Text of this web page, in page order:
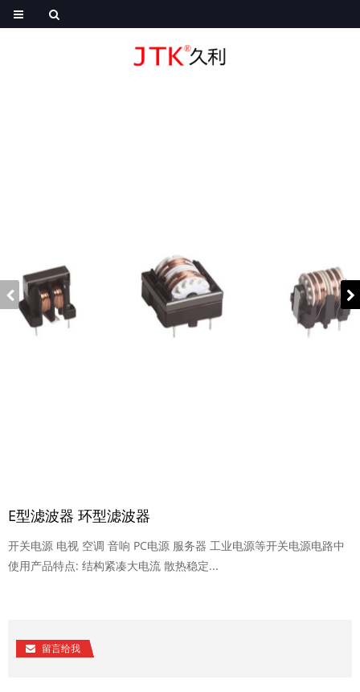
E型滤波器 环型滤波器
开关电源 电视 空调 音响 PC电源 服务器 工业电源等开关电源电路中
使用产品特点: 结构紧凑大电流 散热稳定...
留言给我